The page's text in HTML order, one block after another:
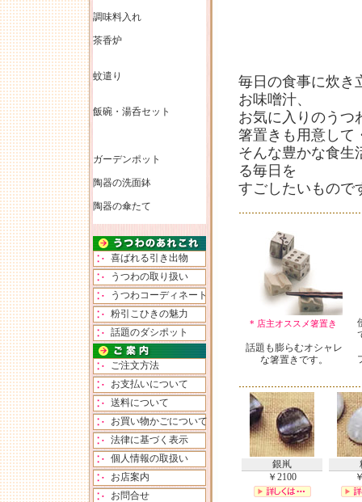
毎日の食事に炊き
お味噌汁、
お気に入りのうつ
箸置きも用意して
そんな豊かな食生
る毎日を
すごしたいもので
* 店主オススメ箸置き
話題も膨らむオシャレ
な箸置きです。
銀鼡
￥2100
調味料入れ
茶香炉
蚊遣り
飯碗・湯呑セット
ガーデンポット
陶器の洗面鉢
陶器の傘たて
喜ばれる引き出物
うつわの取り扱い
うつわコーディネート
粉引こひきの魅力
話題のダシポット
ご注文方法
お支払いについて
送料について
お買い物かごについて
法律に基づく表示
個人情報の取扱い
お店案内
お問合せ